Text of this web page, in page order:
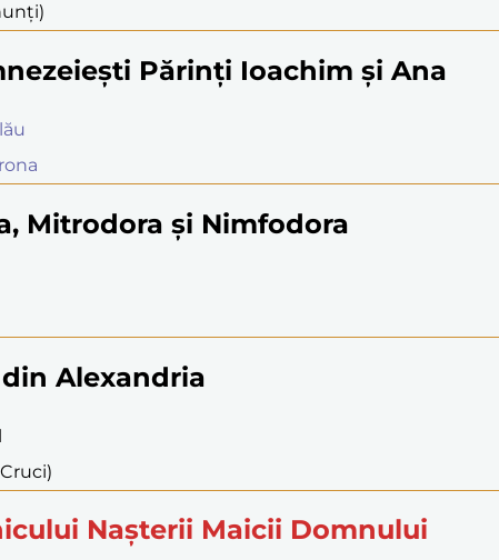
Părinți Ioachim și Ana
Mitrodora și Nimfodora
din Alexandria
Nașterii Maicii Domnului